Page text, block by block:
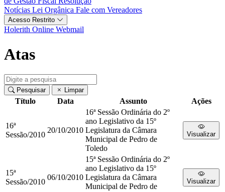
Notícias Lei Orgânica Fale com Vereadores
Acesso Restrito
Holerith Online Webmail
Atas
Pesquisar Limpar
Título Data Assunto Ações
16ª
Sessão/2010
20/10/2010
16ª Sessão Ordinária do 2º
ano Legislativo da 15º
Legislatura da Câmara
Municipal de Pedro de
Toledo
Visualizar
15ª
Sessão/2010
06/10/2010
15ª Sessão Ordinária do 2º
ano Legislativo da 15º
Legislatura da Câmara
Municipal de Pedro de
Visualizar